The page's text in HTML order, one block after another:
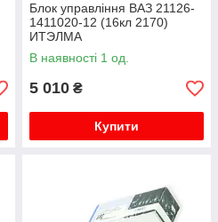
Блок управління ВАЗ 21126-
1411020-12 (16кл 2170)
ИТЭЛМА
В наявності 1 од.
5 010 ₴
Купити